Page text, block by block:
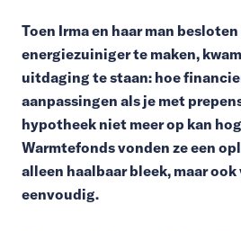
Toen Irma en haar man
energiezuiniger te maken,
uitdaging te staan: hoe
aanpassingen als je met
hypotheek niet meer op kan
Warmtefonds vonden ze een
alleen haalbaar bleek, maar ook
eenvoudig.